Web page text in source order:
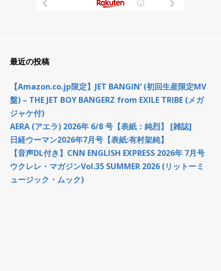
最近の投稿
【Amazon.co.jp限定】JET BANGIN’ (初回生産限定MV
盤) – THE JET BOY BANGERZ from EXILE TRIBE (メガ
ジャケ付)
AERA (アエラ) 2026年 6/8 号【表紙：純烈】 [雑誌]
日経ウーマン2026年7月号【表紙:有村架純】
【音声DL付き】CNN ENGLISH EXPRESS 2026年 7月号
ウクレレ・マガジンVol.35 SUMMER 2026 (リットーミ
ュージック・ムック)